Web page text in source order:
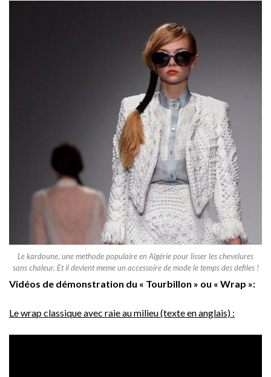
Le kardoune, une methode populaire en Algérie pour lisser les chevelures
sans chaleur. Et il devient meme un accessoire de mode le temps des defiles !
Vidéos de démonstration du « Tourbillon » ou « Wrap »:
Le wrap classique avec raie au milieu (texte en anglais) :